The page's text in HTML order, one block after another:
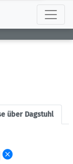
über Dagstuhl